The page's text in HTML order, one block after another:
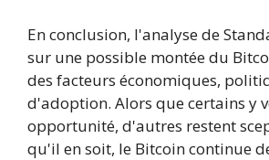
En conclusion, l'analyse de
sur une possible montée du
des facteurs économiques,
d'adoption. Alors que certains y
opportunité, d'autres restent
qu'il en soit, le Bitcoin continue